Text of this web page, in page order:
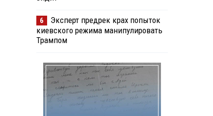
6
Эксперт предрек крах попыток
киевского режима манипулировать
Трампом